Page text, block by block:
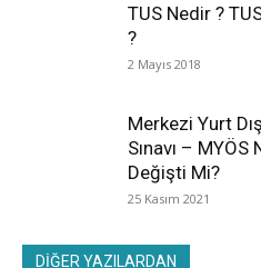
TUS Nedir ?
?
2 Mayıs 2018
Merkezi Yurt
Sınavı –
Değişti Mi?
25 Kasım 2021
DİĞER YAZILARDAN